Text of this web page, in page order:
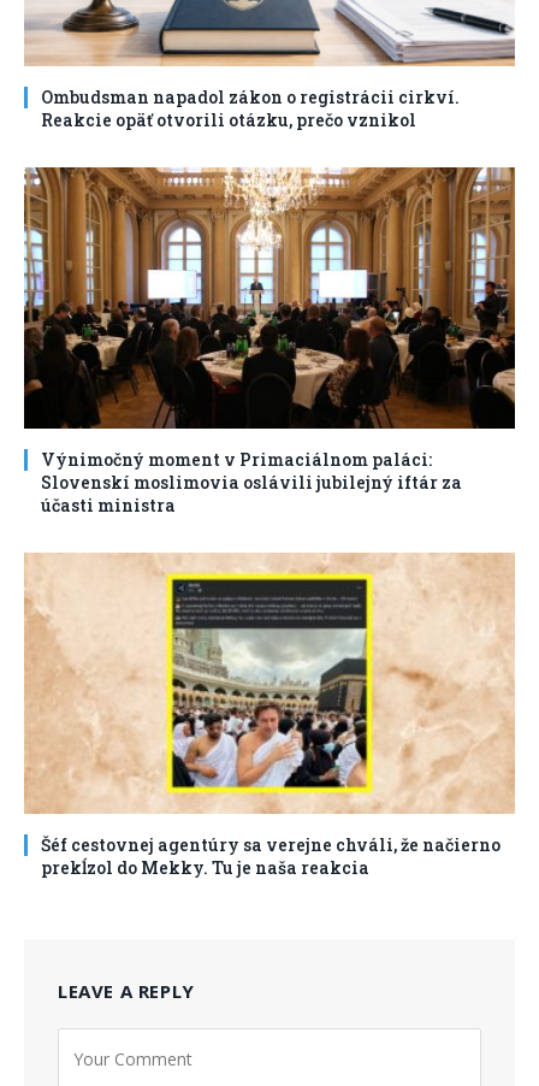
Ombudsman napadol zákon o registrácii cirkví.
Reakcie opäť otvorili otázku, prečo vznikol
Výnimočný moment v Primaciálnom paláci:
Slovenskí moslimovia oslávili jubilejný iftár za
účasti ministra
Šéf cestovnej agentúry sa verejne chváli, že načierno
prekĺzol do Mekky. Tu je naša reakcia
LEAVE A REPLY